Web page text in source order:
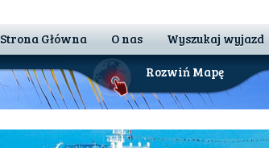
Strona Główna O nas Wyszukaj wyjazd
Rozwiń Mapę